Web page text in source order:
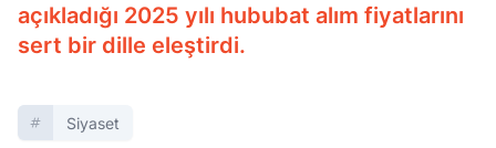
açıkladığı 2025 yılı hububat alım fiyatlarını
sert bir dille eleştirdi.
Siyaset